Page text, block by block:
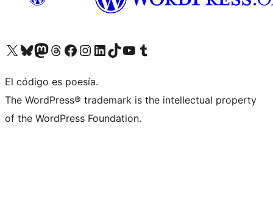
Visita nuestra cuenta de X (anteriormente Twitter)
Visita nuestra cuenta de Bluesky
Visita nuestra cuenta de Mastodon
Visita nuestra cuenta de Threads
Visita nuestra página de Facebook
Visita nuestra cuenta de Instagram
Visita nuestra cuenta de LinkedIn
Visita nuestra cuenta de TikTok
Visita nuestro canal de YouTube
Visita nuestra cuenta de Tumblr
El código es poesía.
The WordPress® trademark is the intellectual property
of the WordPress Foundation.